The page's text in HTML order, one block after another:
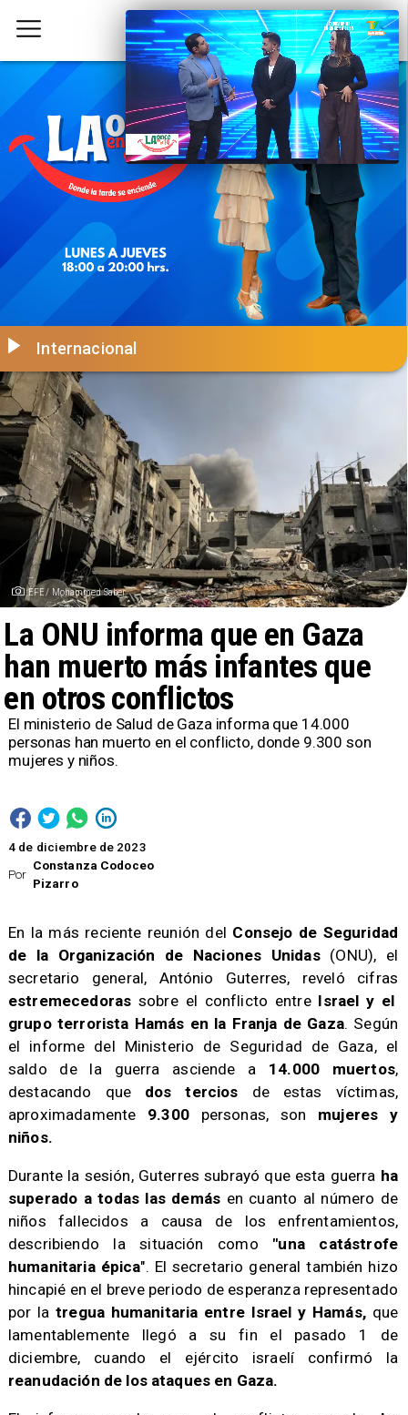
EFE/ Mohammed Saber
Por
Constanza Codoceo
Pizarro
La ONU informa que en Gaza
han muerto más infantes que
en otros conflictos
Internacional
4 de diciembre de 2023
El ministerio de Salud de Gaza informa que 14.000
personas han muerto en el conflicto, donde 9.300 son
mujeres y niños.
En la más reciente reunión del Consejo de Seguridad
de la Organización de Naciones Unidas (ONU), el
secretario general, António Guterres, reveló cifras
estremecedoras sobre el conflicto entreIsrael y el
grupo terrorista Hamás en la Franja de Gaza. Según
el informe del Ministerio de Seguridad de Gaza, el
saldo de la guerra asciende a 14.000 muertos,
destacando que dos tercios de estas víctimas,
aproximadamente 9.300personas, son mujeres y
niños.
​Durante la sesión, Guterres subrayó que esta guerra ha
superado a todas las demás en cuanto al número de
niños fallecidos a causa de los enfrentamientos,
describiendo la situación como "una catástrofe
humanitaria épica". El secretario general también hizo
hincapié en el breve periodo de esperanza representado
por latregua humanitaria entre Israel y Hamás,que
lamentablemente llegó a su fin el pasado 1 de
diciembre, cuando el ejército israelí confirmó la
reanudación de los ataques en Gaza.